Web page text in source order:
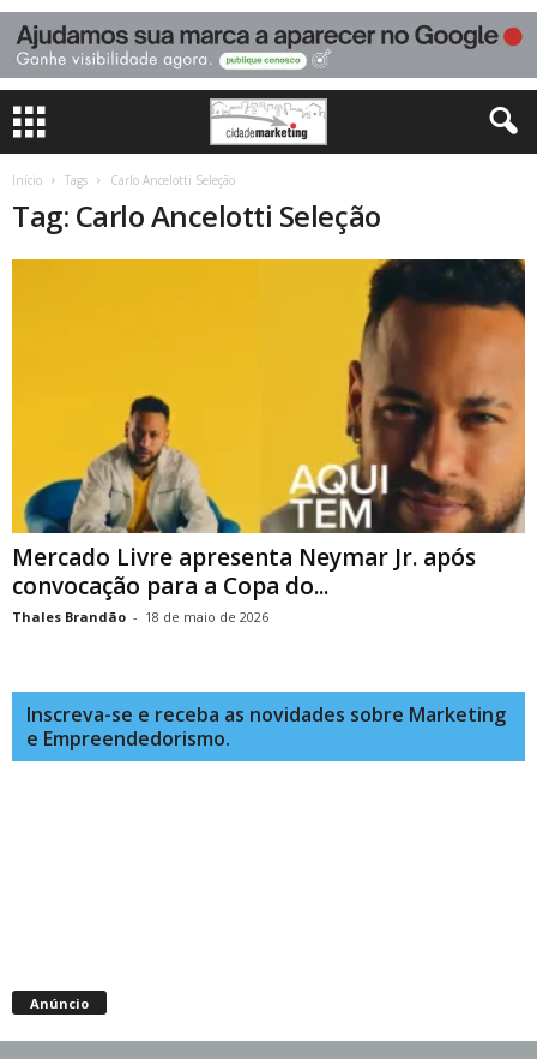
Início Tags Carlo Ancelotti Seleção
Tag: Carlo Ancelotti Seleção
Mercado Livre apresenta Neymar Jr. após
convocação para a Copa do...
Thales Brandão - 18 de maio de 2026
Inscreva-se e receba as novidades sobre Marketing
e Empreendedorismo.
Anúncio